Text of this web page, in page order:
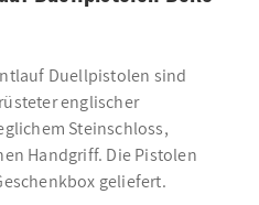
Duellpistolen sind
englischer
Steinschloss,
Handgriff. Die Pistolen
geliefert.